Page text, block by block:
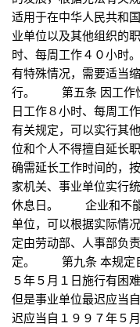
适用于在中华人民共和
业单位以及其他组织
时、每周工作４０小
有特殊情况，需要适当
行。 第五条 因工作性
日工作８小时、每周工
有关规定，可以实行
位和个人不得擅自延长
确需延长工作时间的
家机关、事业单位实行
休息日。 企业和不能
单位，可以根据实际
定由劳动部、人事部负
定。 第九条 本规定自
５年５月１日施行有困
但是事业单位最迟应当
迟应当自１９９７年５月